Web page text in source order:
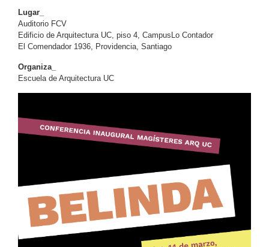
Lugar_
Auditorio FCV
Edificio de Arquitectura UC, piso 4, Campus Lo Contador
El Comendador 1936, Providencia, Santiago
Organiza_
Escuela de Arquitectura UC